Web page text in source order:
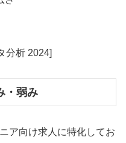
分析 2024]
・弱み
ア向け求人に特化してお